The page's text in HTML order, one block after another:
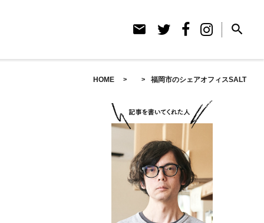
email search
HOME 福岡市のシェアオフィスSALT